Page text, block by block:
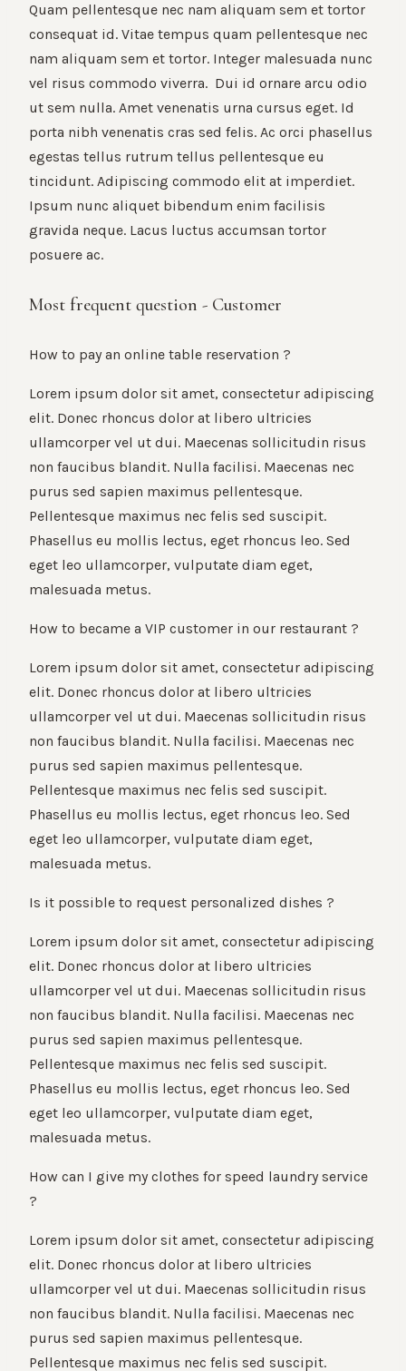
Quam pellentesque nec nam aliquam sem et tortor
consequat id. Vitae tempus quam pellentesque nec
nam aliquam sem et tortor. Integer malesuada nunc
vel risus commodo viverra. Dui id ornare arcu odio
ut sem nulla. Amet venenatis urna cursus eget. Id
porta nibh venenatis cras sed felis. Ac orci phasellus
egestas tellus rutrum tellus pellentesque eu
tincidunt. Adipiscing commodo elit at imperdiet.
Ipsum nunc aliquet bibendum enim facilisis
gravida neque. Lacus luctus accumsan tortor
posuere ac.
Most frequent question - Customer
How to pay an online table reservation ?
Lorem ipsum dolor sit amet, consectetur adipiscing
elit. Donec rhoncus dolor at libero ultricies
ullamcorper vel ut dui. Maecenas sollicitudin risus
non faucibus blandit. Nulla facilisi. Maecenas nec
purus sed sapien maximus pellentesque.
Pellentesque maximus nec felis sed suscipit.
Phasellus eu mollis lectus, eget rhoncus leo. Sed
eget leo ullamcorper, vulputate diam eget,
malesuada metus.
How to became a VIP customer in our restaurant ?
Lorem ipsum dolor sit amet, consectetur adipiscing
elit. Donec rhoncus dolor at libero ultricies
ullamcorper vel ut dui. Maecenas sollicitudin risus
non faucibus blandit. Nulla facilisi. Maecenas nec
purus sed sapien maximus pellentesque.
Pellentesque maximus nec felis sed suscipit.
Phasellus eu mollis lectus, eget rhoncus leo. Sed
eget leo ullamcorper, vulputate diam eget,
malesuada metus.
Is it possible to request personalized dishes ?
Lorem ipsum dolor sit amet, consectetur adipiscing
elit. Donec rhoncus dolor at libero ultricies
ullamcorper vel ut dui. Maecenas sollicitudin risus
non faucibus blandit. Nulla facilisi. Maecenas nec
purus sed sapien maximus pellentesque.
Pellentesque maximus nec felis sed suscipit.
Phasellus eu mollis lectus, eget rhoncus leo. Sed
eget leo ullamcorper, vulputate diam eget,
malesuada metus.
How can I give my clothes for speed laundry service
?
Lorem ipsum dolor sit amet, consectetur adipiscing
elit. Donec rhoncus dolor at libero ultricies
ullamcorper vel ut dui. Maecenas sollicitudin risus
non faucibus blandit. Nulla facilisi. Maecenas nec
purus sed sapien maximus pellentesque.
Pellentesque maximus nec felis sed suscipit.